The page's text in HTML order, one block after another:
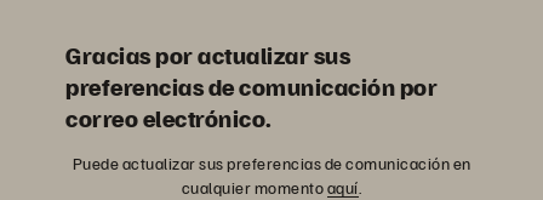
Gracias por actualizar sus
preferencias de comunicación por
correo electrónico.
Puede actualizar sus preferencias de comunicación en
cualquier momentoaquí